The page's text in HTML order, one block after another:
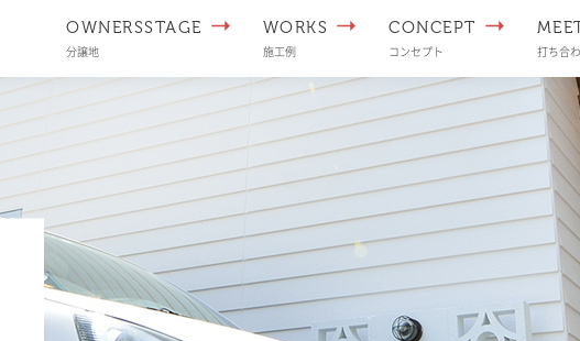
OWNERSSTAGE
分譲地
WORKS
施工例
CONCEPT
コンセプト 打ち合